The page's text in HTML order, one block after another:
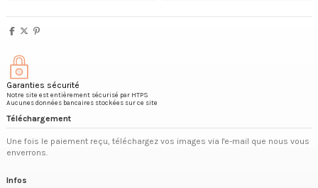
Garanties sécurité
Notre site est entièrement sécurisé par HTPS
Aucunes données bancaires stockées sur ce site
Téléchargement
Une fois le paiement reçu, téléchargez vos images via l'e-mail que nous vous
enverrons.
Infos